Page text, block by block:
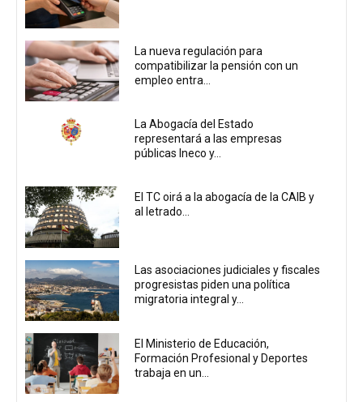
La nueva regulación para
compatibilizar la pensión con un
empleo entra...
La Abogacía del Estado
representará a las empresas
públicas Ineco y...
El TC oirá a la abogacía de la CAIB y
al letrado...
Las asociaciones judiciales y fiscales
progresistas piden una política
migratoria integral y...
El Ministerio de Educación,
Formación Profesional y Deportes
trabaja en un...